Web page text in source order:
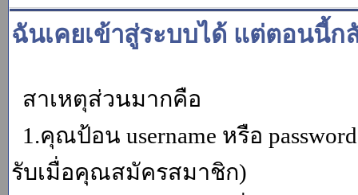
ฉันเคยเข้าสู่ระบบได้ แต่ตอนนี้ก
สาเหตุส่วนมากคือ
1.คุณป้อน username หรือ
รับเมื่อคุณสมัครสมาชิก)